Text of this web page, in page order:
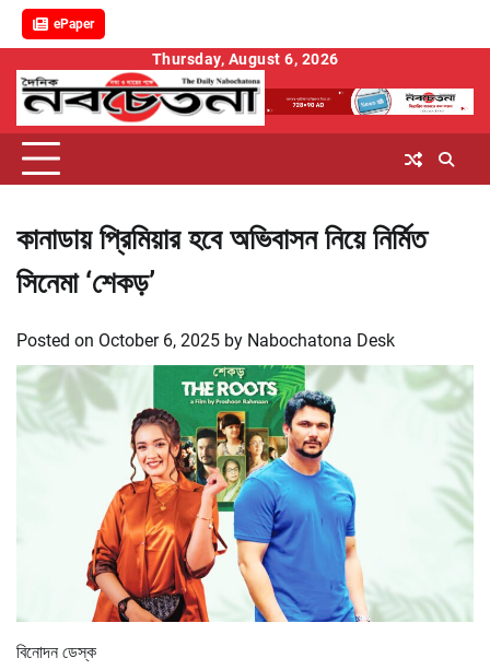
ePaper
content
Thursday, August 6, 2026
কানাডায় প্রিমিয়ার হবে অভিবাসন নিয়ে নির্মিত
সিনেমা ‘শেকড়’
Posted on October 6, 2025 by Nabochatona Desk
বিনোদন ডেস্ক